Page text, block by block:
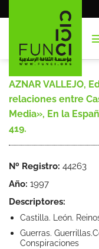
al
AZNAR VALLEJO,
relaciones entre
Media», En la
419.
Nº Registro: 44263
Año: 1997
Descriptores:
Castilla. León.
Guerras.
Conspiraciones